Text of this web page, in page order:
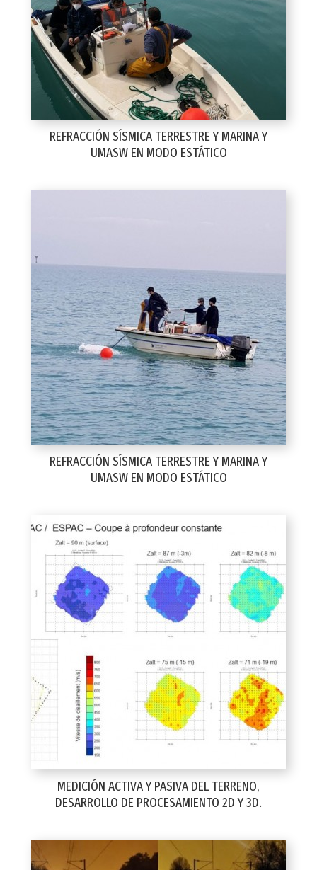
REFRACCIÓN SÍSMICA TERRESTRE Y MARINA Y
UMASW EN MODO ESTÁTICO
REFRACCIÓN SÍSMICA TERRESTRE Y MARINA Y
UMASW EN MODO ESTÁTICO
MEDICIÓN ACTIVA Y PASIVA DEL TERRENO,
DESARROLLO DE PROCESAMIENTO 2D Y 3D.